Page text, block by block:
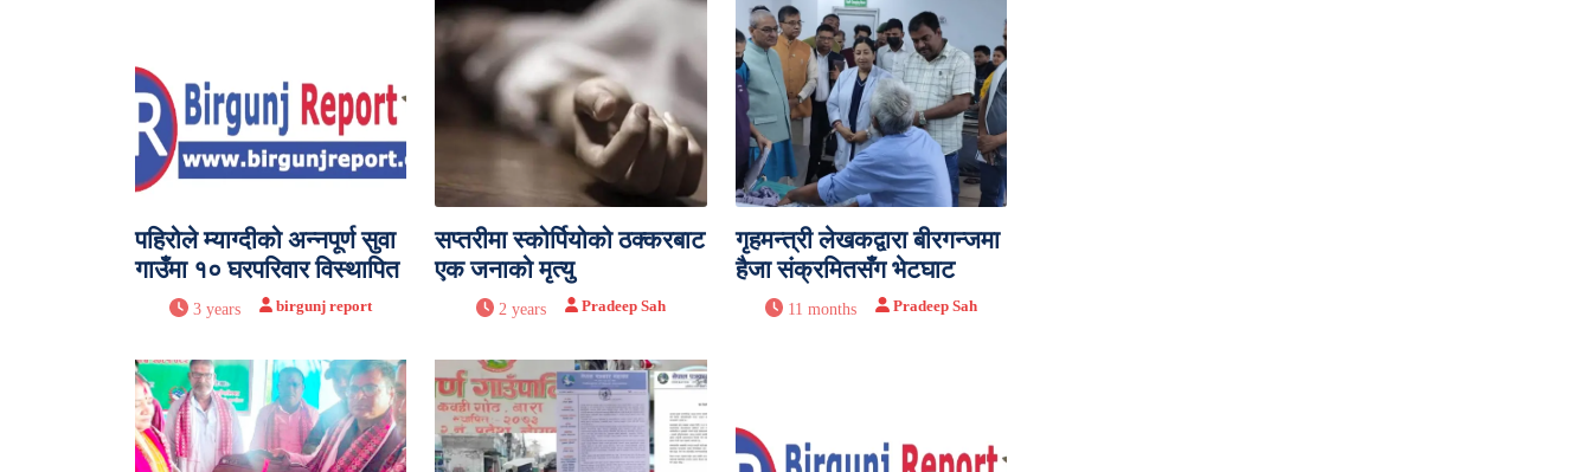
पहिरोले म्याग्दीको अन्नपूर्ण सुवा
गाउँमा १० घरपरिवार विस्थापित
3 years birgunj report
सप्तरीमा स्कोर्पियोको ठक्करबाट
एक जनाको मृत्यु
2 years Pradeep Sah
गृहमन्त्री लेखकद्वारा बीरगन्जमा
हैजा संक्रमितसँग भेटघाट
11 months Pradeep Sah